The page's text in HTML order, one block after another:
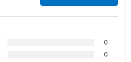
0
0